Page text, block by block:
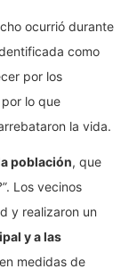
ocurrió durante
como
por los
lo que
la vida.
población, que
. Los vecinos
y realizaron un
y a las
medidas de